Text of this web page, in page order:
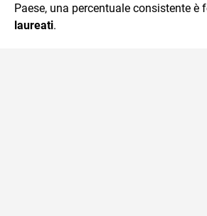
Paese, una percentuale consistente è
laureati.